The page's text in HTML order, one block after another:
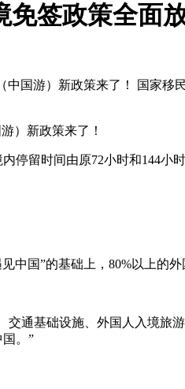
免签政策全面
中国游）新政策来了！ 国家
）新政策来了！
停留时间由原72小时和144
中国”的基础上，80%以上
通基础设施、外国人入境
。”